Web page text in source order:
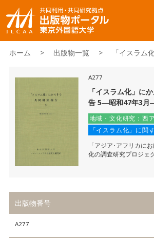
ホーム > 出版物一覧 > 「イスラム化
A277
「イスラム化」に
告 5―昭和47年3
地域・文化研究：西
「イスラム化」に関
「アジア･アフリカに
化の調査研究プロジェ
出版物番号
A277